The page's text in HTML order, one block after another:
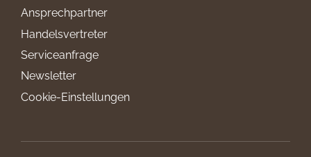
Ansprechpartner
Handelsvertreter
Serviceanfrage
Newsletter
Cookie-Einstellungen